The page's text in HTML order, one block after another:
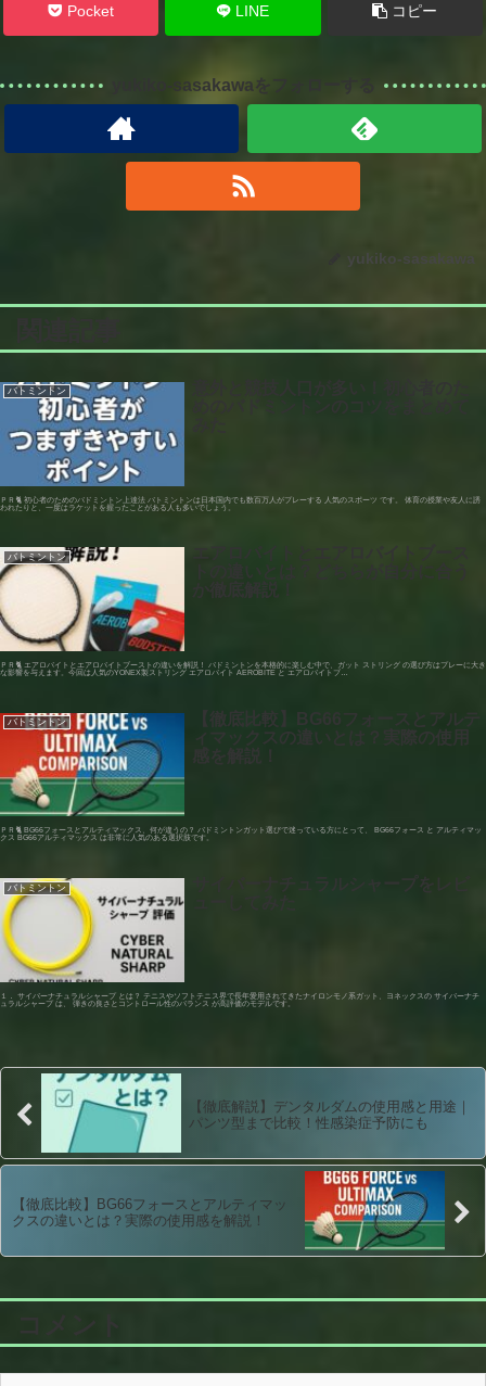
Pocket LINE コピー
yukiko-sasakawaをフォローする
yukiko-sasakawa
バトミントン
ＰＲ🐈 初心者のためのバドミントン上達法 バトミントンは日本国内でも数百万人がプレーする 人気のスポーツ です。 体育の授業や友人に誘
われたりと、一度はラケットを握ったことがある人も多いでしょう。
バトミントン
ＰＲ🐈 エアロバイトとエアロバイトブーストの違いを解説！ バドミントンを本格的に楽しむ中で、ガット ストリング の選び方はプレーに大き
な影響を与えます。今回は人気のYONEX製ストリング エアロバイト AEROBITE と エアロバイトブ…
バトミントン
【徹底比較】BG66フォースとアルテ
ィマックスの違いとは？実際の使用
ＰＲ🐈 BG66フォースとアルティマックス、何が違うの？ バドミントンガット選びで迷っている方にとって、 BG66フォース と アルティマッ
クス BG66アルティマックス は非常に人気のある選択肢です。
バトミントン
１． サイバーナチュラルシャープ とは？ テニスやソフトテニス界で長年愛用されてきたナイロンモノ系ガット、ヨネックスの サイバーナチ
ュラルシャープ は、 弾きの良さとコントロール性のバランス が高評価のモデルです。
【徹底解説】デンタルダムの使用感と用途｜
パンツ型まで比較！性感染症予防にも
【徹底比較】BG66フォースとアルティマッ
クスの違いとは？実際の使用感を解説！